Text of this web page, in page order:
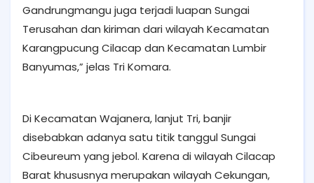
Gandrungmangu juga terjadi luapan Sungai
Terusahan dan kiriman dari wilayah Kecamatan
Karangpucung Cilacap dan Kecamatan Lumbir
Banyumas,” jelas Tri Komara.
Di Kecamatan Wajanera, lanjut Tri, banjir
disebabkan adanya satu titik tanggul Sungai
Cibeureum yang jebol. Karena di wilayah Cilacap
Barat khususnya merupakan wilayah Cekungan,